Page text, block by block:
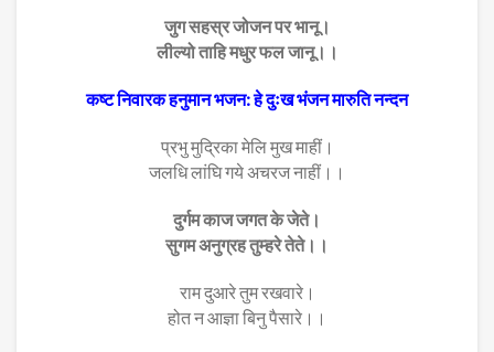
जुग सहस्र जोजन पर भानू।
लील्यो ताहि मधुर फल जानू।।
कष्ट निवारक हनुमान भजन: हे दुःख भंजन मारुति नन्दन
प्रभु मुद्रिका मेलि मुख माहीं।
जलधि लांघि गये अचरज नाहीं।।
दुर्गम काज जगत के जेते।
सुगम अनुग्रह तुम्हरे तेते।।
राम दुआरे तुम रखवारे।
होत न आज्ञा बिनु पैसारे।।